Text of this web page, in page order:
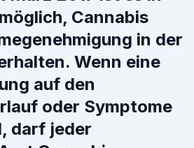
Cannabis
in der
Wenn eine
auf den
oder Symptome
darf jeder